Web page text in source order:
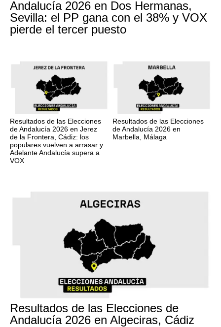
Andalucía 2026 en Dos Hermanas,
Sevilla: el PP gana con el 38% y VOX
pierde el tercer puesto
Resultados de las Elecciones
de Andalucía 2026 en Jerez
de la Frontera, Cádiz: los
populares vuelven a arrasar y
Adelante Andalucía supera a
VOX
Resultados de las Elecciones
de Andalucía 2026 en
Marbella, Málaga
Resultados de las Elecciones de
Andalucía 2026 en Algeciras, Cádiz